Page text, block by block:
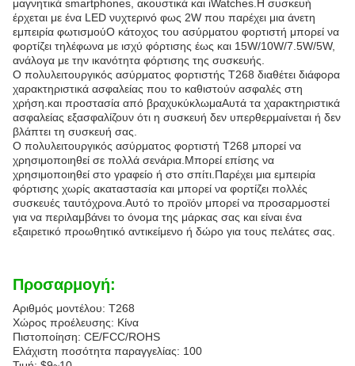
μαγνητικά smartphones, ακουστικά και iWatches.Η συσκευή
έρχεται με ένα LED νυχτερινό φως 2W που παρέχει μια άνετη
εμπειρία φωτισμούΟ κάτοχος του ασύρματου φορτιστή μπορεί να
φορτίζει τηλέφωνα με ισχύ φόρτισης έως και 15W/10W/7.5W/5W,
ανάλογα με την ικανότητα φόρτισης της συσκευής.
Ο πολυλειτουργικός ασύρματος φορτιστής T268 διαθέτει διάφορα
χαρακτηριστικά ασφαλείας που το καθιστούν ασφαλές στη
χρήση.και προστασία από βραχυκύκλωμαΑυτά τα χαρακτηριστικά
ασφαλείας εξασφαλίζουν ότι η συσκευή δεν υπερθερμαίνεται ή δεν
βλάπτει τη συσκευή σας.
Ο πολυλειτουργικός ασύρματος φορτιστή T268 μπορεί να
χρησιμοποιηθεί σε πολλά σενάρια.Μπορεί επίσης να
χρησιμοποιηθεί στο γραφείο ή στο σπίτι.Παρέχει μια εμπειρία
φόρτισης χωρίς ακαταστασία και μπορεί να φορτίζει πολλές
συσκευές ταυτόχρονα.Αυτό το προϊόν μπορεί να προσαρμοστεί
για να περιλαμβάνει το όνομα της μάρκας σας και είναι ένα
εξαιρετικό προωθητικό αντικείμενο ή δώρο για τους πελάτες σας.
Προσαρμογή:
Αριθμός μοντέλου: T268
Χώρος προέλευσης: Κίνα
Πιστοποίηση: CE/FCC/ROHS
Ελάχιστη ποσότητα παραγγελίας: 100